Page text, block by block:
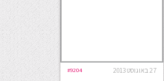
27 באוגוסט 2013 #9204